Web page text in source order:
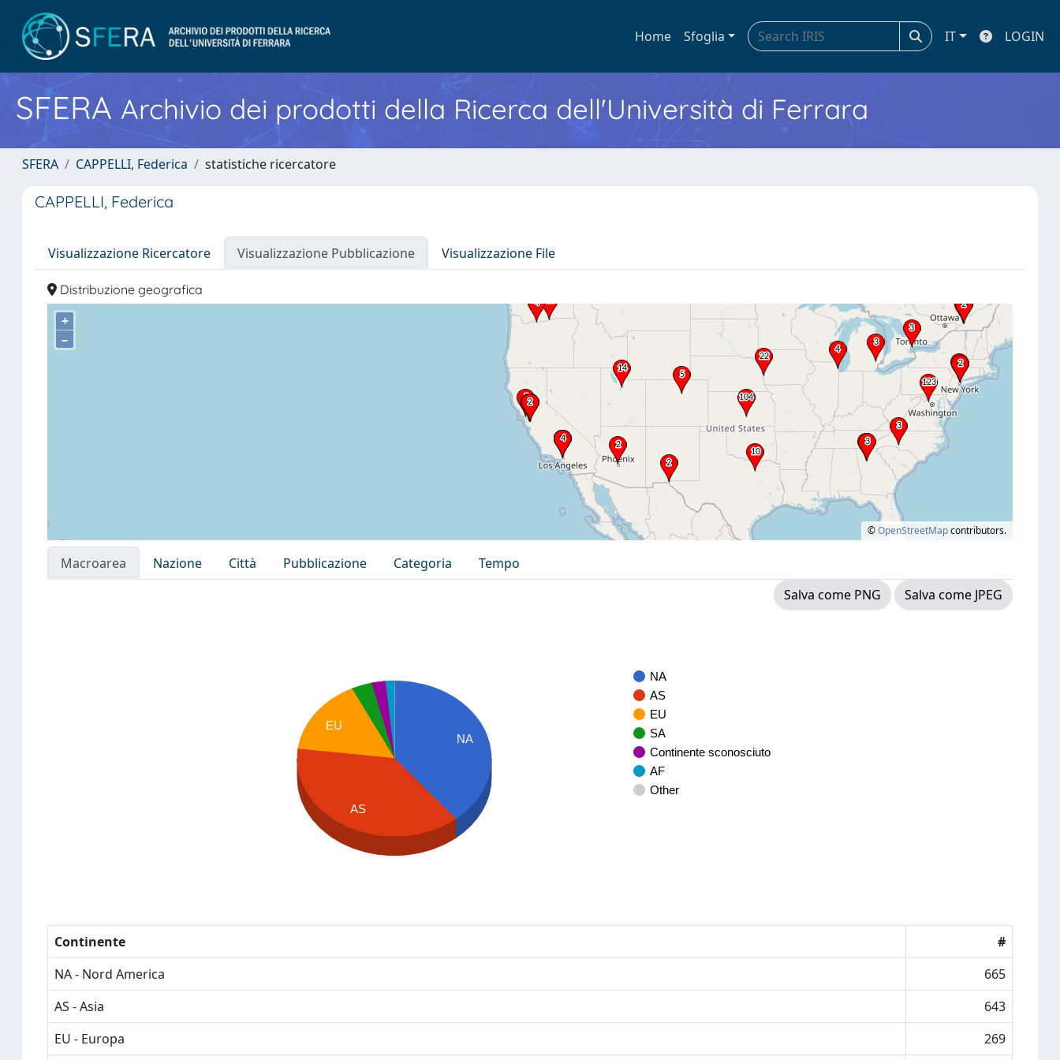
Home Sfoglia IT LOGIN
SFERA Archivio dei prodotti della Ricerca dell'Università di Ferrara
SFERA CAPPELLI, Federica statistiche ricercatore
CAPPELLI, Federica
Visualizzazione Ricercatore Visualizzazione Pubblicazione Visualizzazione File
Distribuzione geografica
+
–
©OpenStreetMapcontributors.
Macroarea Nazione Città Pubblicazione Categoria
Tempo
Salva come PNG
Salva come JPEG
NA
AS
EU
SA
Continente sconosciuto
AF
Other
NA
EU
AS
Continente
#
NA - Nord America
665
AS - Asia
643
EU - Europa
269